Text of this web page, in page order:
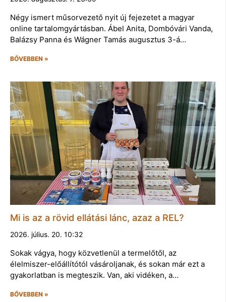
Négy ismert műsorvezető nyit új fejezetet a magyar
online tartalomgyártásban. Ábel Anita, Dombóvári Vanda,
Balázsy Panna és Wágner Tamás augusztus 3-á…
BŐVEBBEN »
Mi is az a rövid ellátási lánc, azaz a REL?
2026. július. 20. 10:32
Sokak vágya, hogy közvetlenül a termelőtől, az
élelmiszer-előállítótól vásároljanak, és sokan már ezt a
gyakorlatban is megteszik. Van, aki vidéken, a…
BŐVEBBEN »